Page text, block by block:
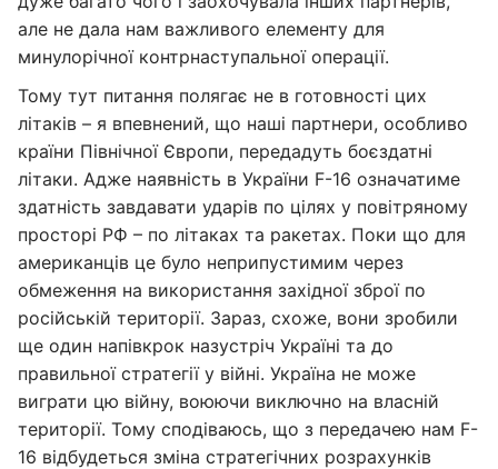
але не дала нам важливого елементу для
минулорічної контрнаступальної операції.
Тому тут питання полягає не в готовності цих
літаків – я впевнений, що наші партнери, особливо
країни Північної Європи, передадуть боєздатні
літаки. Адже наявність в України F-16 означатиме
здатність завдавати ударів по цілях у повітряному
просторі РФ – по літаках та ракетах. Поки що для
американців це було неприпустимим через
обмеження на використання західної зброї по
російській території. Зараз, схоже, вони зробили
ще один напівкрок назустріч Україні та до
правильної стратегії у війні. Україна не може
виграти цю війну, воюючи виключно на власній
території. Тому сподіваюсь, що з передачею нам F-
16 відбудеться зміна стратегічних розрахунків